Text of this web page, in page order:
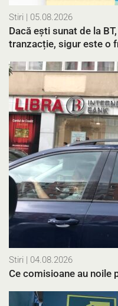
Stiri | 05.08.2026
Dacă ești sunat de la
tranzacție, sigur este o
Stiri | 04.08.2026
Ce comisioane au noile